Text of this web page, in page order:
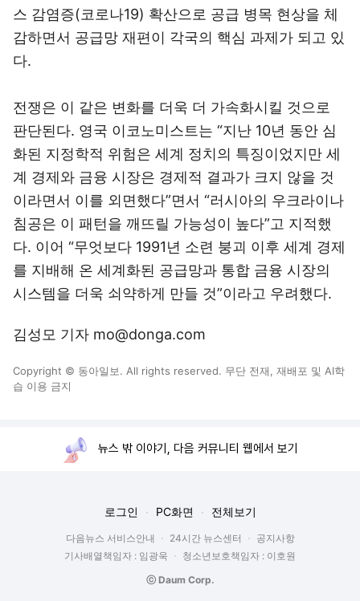
스 감염증(코로나19) 확산으로 공급 병목 현상을 체
감하면서 공급망 재편이 각국의 핵심 과제가 되고 있
다.
전쟁은 이 같은 변화를 더욱 더 가속화시킬 것으로
판단된다. 영국 이코노미스트는 “지난 10년 동안 심
화된 지정학적 위험은 세계 정치의 특징이었지만 세
계 경제와 금융 시장은 경제적 결과가 크지 않을 것
이라면서 이를 외면했다”면서 “러시아의 우크라이나
침공은 이 패턴을 깨뜨릴 가능성이 높다”고 지적했
다. 이어 “무엇보다 1991년 소련 붕괴 이후 세계 경제
를 지배해 온 세계화된 공급망과 통합 금융 시장의
시스템을 더욱 쇠약하게 만들 것”이라고 우려했다.
김성모 기자 mo@donga.com
Copyright © 동아일보. All rights reserved. 무단 전재, 재배포 및 AI학
습 이용 금지
뉴스 밖 이야기, 다음 커뮤니티 웹에서 보기
로그인 PC화면 전체보기
다음뉴스 서비스안내 24시간 뉴스센터
공지사항
기사배열책임자 : 임광욱
청소년보호책임자 : 이호원
ⓒ Daum Corp.